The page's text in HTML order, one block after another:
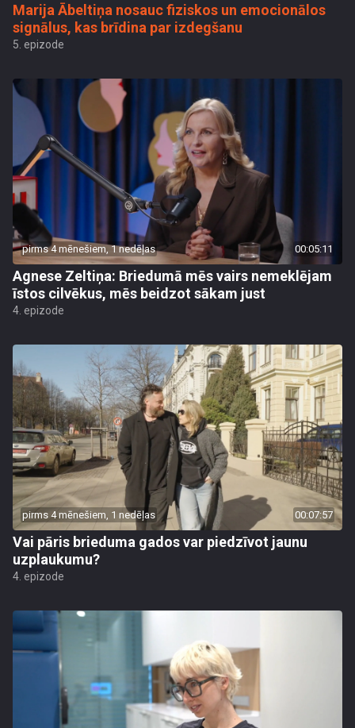
Marija Ābeltiņa nosauc fiziskos un emocionālos
signālus, kas brīdina par izdegšanu
5. epizode
pirms 4 mēnešiem, 1 nedēļas 00:05:11
Agnese Zeltiņa: Briedumā mēs vairs nemeklējam
īstos cilvēkus, mēs beidzot sākam just
4. epizode
pirms 4 mēnešiem, 1 nedēļas 00:07:57
Vai pāris brieduma gados var piedzīvot jaunu
uzplaukumu?
4. epizode